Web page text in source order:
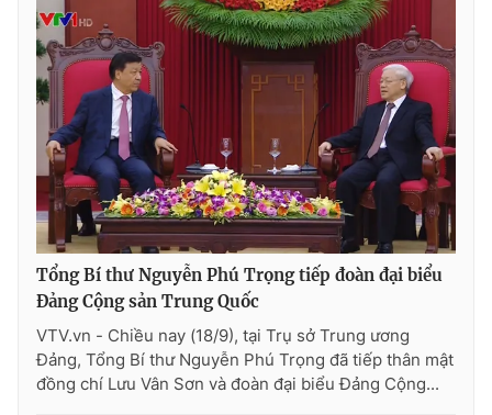
Photo Infographic
Video Shorts video
VTV Money VTV Thể thao
VTV Sức khoẻ Bất động sản
Thị trường 24h Tấm lòng Việt
VTV4 Vươn mình bằng AI
Tổng Bí thư Nguyễn Phú Trọng tiếp đoàn đại biểu
Đảng Cộng sản Trung Quốc
VTV.vn - Chiều nay (18/9), tại Trụ sở Trung ương
Đảng, Tổng Bí thư Nguyễn Phú Trọng đã tiếp thân mật
đồng chí Lưu Vân Sơn và đoàn đại biểu Đảng Cộng...